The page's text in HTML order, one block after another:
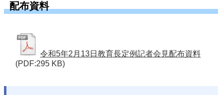
配布資料
令和5年2月13日教育長定例記者会見配布資料
(PDF:295 KB)